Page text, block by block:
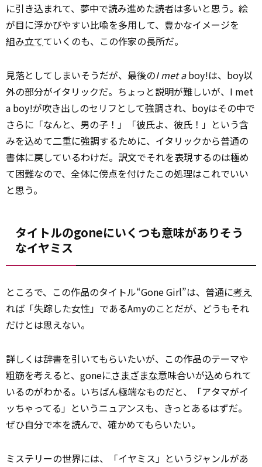
に引き込まれて、夢中で読み進めた読者は多いと思う。絵
が目に浮かびやすい比喩を多用して、豊かなイメージを
組み立てていくのも、この作家の長所だ。
見落としてしまいそうだが、最後のI met aboy!は、boy以
外の部分がイタリックだ。ちょっと説明が難しいが、I met
a boy!が吹き出しのセリフとして強調され、boyはその中で
さらに「なんと、男の子！」「彼氏よ、彼氏！」という含
みを込めて二重に強調するために、イタリックから普通の
書体に戻しているわけだ。訳文でそれを表現するのは極め
て困難なので、全体に傍点を付けたこの処理はこれでいい
と思う。
タイトルのgoneにいくつも意味がありそう
なイヤミス
ところで、この作品のタイトル“Gone Girl”は、普通に考え
れば「失踪した女性」であるAmyのことだが、どうもそれ
だけとは思えない。
詳しくは辞書を引いてもらいたいが、この作品のテーマや
粗筋を考えると、goneにさまざまな意味合いが込められて
いるのがわかる。いちばん極端なものだと、「アタマがイ
ッちゃってる」というニュアンスも、きっとあるはずだ。
ぜひ自分で本を読んで、確かめてもらいたい。
ミステリーの世界には、「イヤミス」というジャンルがあ